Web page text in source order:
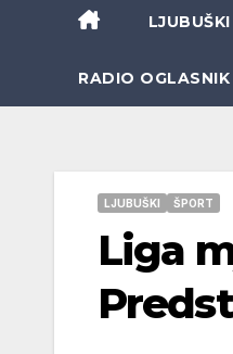
LJUBUŠKI
RADIO OGLASNIK
LJUBUŠKI ŠPORT
Liga